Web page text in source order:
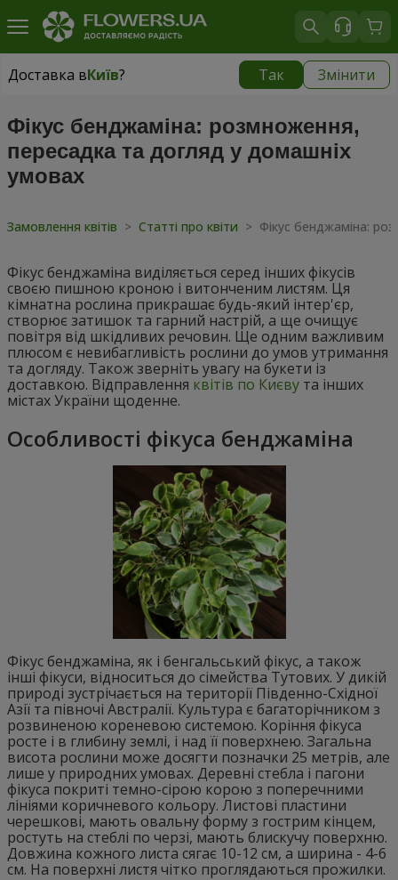
Доставка вКиїв? Так Змінити
Доставка вКиїв
Фікус бенджаміна: розмноження,
пересадка та догляд у домашніх
умовах
Замовлення квітів > Статті про квіти > Фікус бенджаміна:
Фікус бенджаміна виділяється серед інших фікусів
своєю пишною кроною і витонченим листям. Ця
кімнатна рослина прикрашає будь-який інтер'єр,
створює затишок та гарний настрій, а ще очищує
повітря від шкідливих речовин. Ще одним важливим
плюсом є невибагливість рослини до умов утримання
та догляду. Також зверніть увагу на букети із
доставкою. Відправлення квітів по Києву та інших
містах України щоденне.
Особливості фікуса бенджаміна
Фікус бенджаміна, як і бенгальський фікус, а також
інші фікуси, відноситься до сімейства Тутових. У дикій
природі зустрічається на території Південно-Східної
Азії та півночі Австралії. Культура є багаторічником з
розвиненою кореневою системою. Коріння фікуса
росте і в глибину землі, і над її поверхнею. Загальна
висота рослини може досягти позначки 25 метрів, але
лише у природних умовах. Деревні стебла і пагони
фікуса покриті темно-сірою корою з поперечними
лініями коричневого кольору. Листові пластини
черешкові, мають овальну форму з гострим кінцем,
ростуть на стеблі по черзі, мають блискучу поверхню.
Довжина кожного листа сягає 10-12 см, а ширина - 4-6
см. На поверхні листя чітко проглядаються прожилки.